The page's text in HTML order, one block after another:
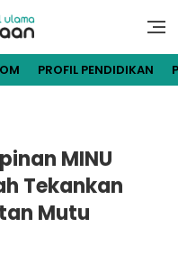
PROFIL PENDIDIKAN
MINU
Tekankan
Mutu